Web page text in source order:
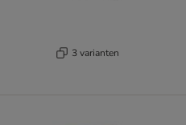
3 varianten